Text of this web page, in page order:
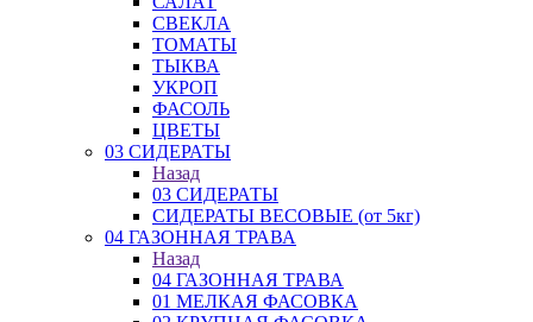
СВЕКЛА
ТОМАТЫ
ТЫКВА
УКРОП
ФАСОЛЬ
ЦВЕТЫ
03 СИДЕРАТЫ
Назад
03 СИДЕРАТЫ
СИДЕРАТЫ ВЕСОВЫЕ (от 5кг)
04 ГАЗОННАЯ ТРАВА
Назад
04 ГАЗОННАЯ ТРАВА
01 МЕЛКАЯ ФАСОВКА